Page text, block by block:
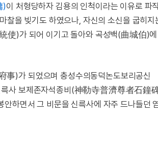
)이 처형당하자 김용의 인척이라는 이유로 파
찰을 빚기도 하였으나, 자신의 소신을 굽히지
)가 되어 이기고 돌아와 곡성백(曲城伯)에
)가 되었으며 충성수의동덕논도보리공신
사 보제존자석종비(神勒寺普濟尊者石鐘
하면서 그 비문을 신륵사에 자주 드나들던